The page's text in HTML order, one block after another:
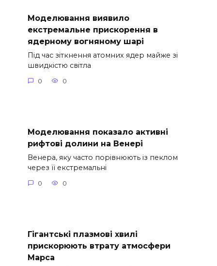
Моделювання виявило
екстремальне прискорення в
ядерному вогняному шарі
Під час зіткнення атомних ядер майже зі
швидкістю світла
0 0
Моделювання показало активні
рифтові долини на Венері
Венера, яку часто порівнюють із пеклом
через її екстремальні
0 0
Гігантські плазмові хвилі
прискорюють втрату атмосфери
Марса